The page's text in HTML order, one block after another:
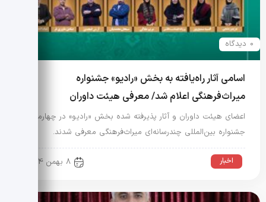
0 دیدگاه
اسامی آثار راه‌یافته به بخش «رادیو» جشنواره
میراث‌فرهنگی اعلام شد/ معرفی هیئت داوران
اعضای هیئت داوران و آثار پذیرفته شده بخش «رادیو» در چهارمین
جشنواره بین‌المللی چندرسانه‌ای میراث‌فرهنگی معرفی شدند.
اخبار 8 بهمن 1404